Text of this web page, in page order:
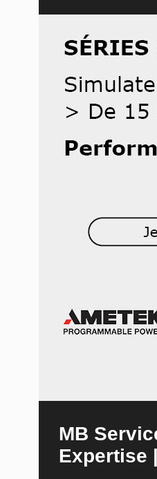
MB
Expertise